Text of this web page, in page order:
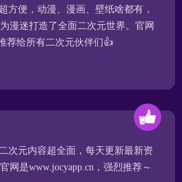
方便，动漫、漫画、壁纸啥都有，
漫迷打造了全面二次元世界。官网
荐给所有二次元伙伴们👍
次元内容超全面，每天更新最新资
网是www.jocyapp.cn，强烈推荐～